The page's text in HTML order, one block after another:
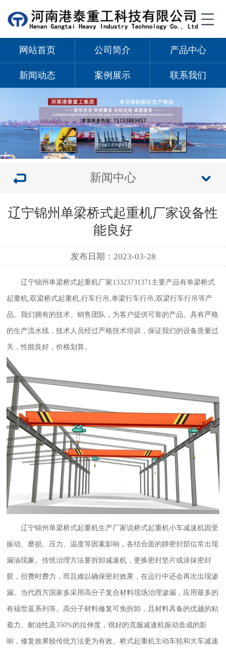
网站首页 公司简介 产品中心
新闻动态 案例展示 联系我们
新闻中心
辽宁锦州单梁桥式起重机厂家设备性
能良好
发布日期：2023-03-28
辽宁锦州单梁桥式起重机厂家13323731371 主要产品有单梁桥式
起重机,双梁桥式起重机,行车行吊,单梁行车行吊,双梁行车行吊等产
品。我们拥有的技术、销售团队，为客户提供可靠的产品。具有严格
的生产流水线，技术人员经过严格技术培训，保证我们的设备质量过
关，性能良好，价格划算。
辽宁锦州单梁桥式起重机生产厂家说桥式起重机小车减速机因受
振动、磨损、压力、温度等因素影响，各结合面的静密封部位常出现
漏油现象。传统治理方法要拆卸减速机，更换密封垫片或涂抹密封
胶，但费时费力，而且难以确保密封效果，在运行中还会再次出现渗
漏。当代西方国家多采用高分子复合材料现场治理渗漏，应用最多的
有福世蓝系列等。高分子材料修复可免拆卸，且材料具备的优越的粘
着力、耐油性及350%的拉伸度，很好的克服减速机振动造成的影
响，修复效果较传统方法更为有效。桥式起重机主动车轮和大车减速